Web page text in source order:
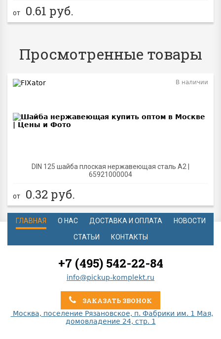
от 0.61 руб.
Просмотренные товары
DIN 125 шайба плоская нержавеющая сталь A2 |
65921000004
В наличии
от 0.32 руб.
ГЛАВНАЯ О НАС ДОСТАВКА И ОПЛАТА НОВОСТИ
СТАТЬИ КОНТАКТЫ
+7 (495) 542-22-84
info@pickup-komplekt.ru
ЗАКАЗАТЬ ЗВОНОК
Москва, поселение Рязановское, п. Фабрики им. 1 Мая,
домовладение 24, стр. 1